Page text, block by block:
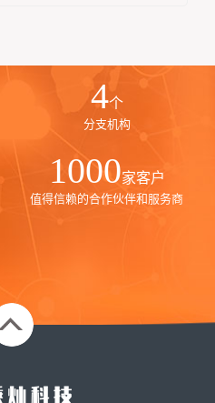
4个
分支机构
1000家客户
值得信赖的合作伙伴和服务商